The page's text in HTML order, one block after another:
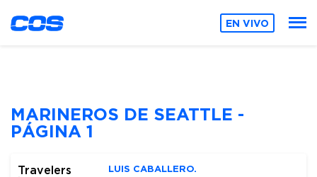
EN VIVO
MARINEROS DE SEATTLE -
PÁGINA 1
LUIS CABALLERO.